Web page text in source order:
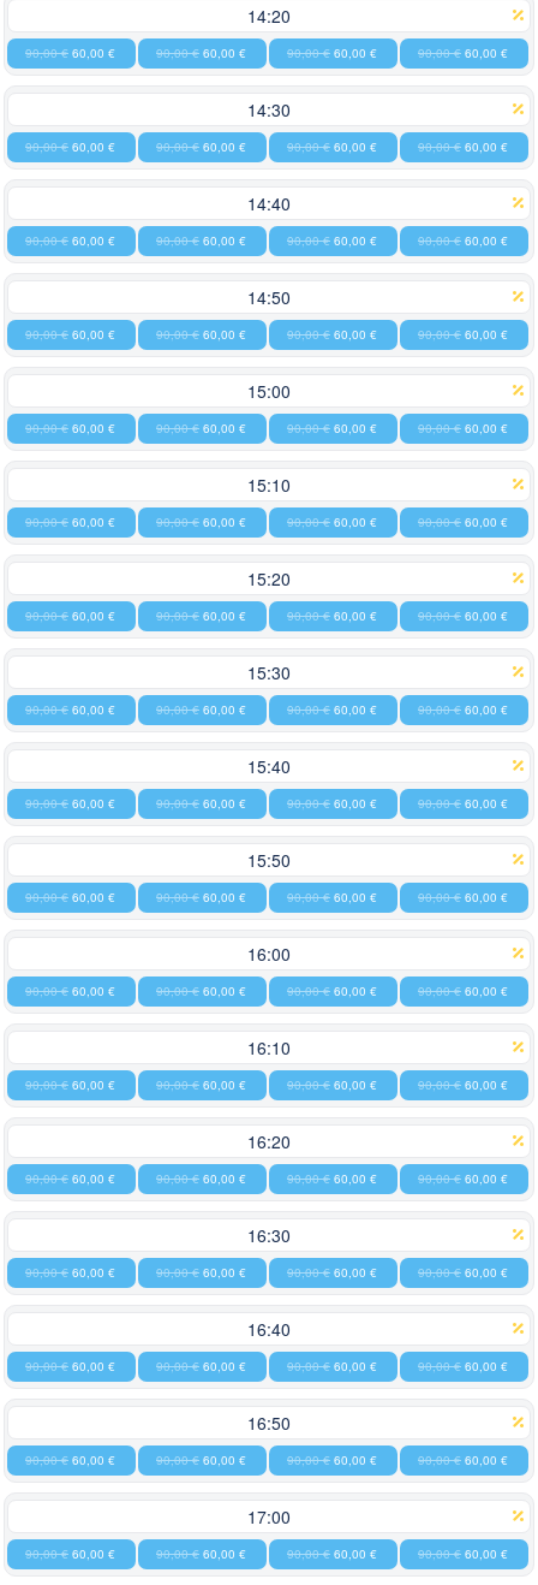
14:20
90,00 € 60,00 € 90,00 € 60,00 € 90,00 € 60,00 € 90,00 € 60,00 €
14:30
90,00 € 60,00 € 90,00 € 60,00 € 90,00 € 60,00 € 90,00 € 60,00 €
14:40
90,00 € 60,00 € 90,00 € 60,00 € 90,00 € 60,00 € 90,00 € 60,00 €
14:50
90,00 € 60,00 € 90,00 € 60,00 € 90,00 € 60,00 € 90,00 € 60,00 €
15:00
90,00 € 60,00 € 90,00 € 60,00 € 90,00 € 60,00 € 90,00 € 60,00 €
15:10
90,00 € 60,00 € 90,00 € 60,00 € 90,00 € 60,00 € 90,00 € 60,00 €
15:20
90,00 € 60,00 € 90,00 € 60,00 € 90,00 € 60,00 € 90,00 € 60,00 €
15:30
90,00 € 60,00 € 90,00 € 60,00 € 90,00 € 60,00 € 90,00 € 60,00 €
15:40
90,00 € 60,00 € 90,00 € 60,00 € 90,00 € 60,00 € 90,00 € 60,00 €
15:50
90,00 € 60,00 € 90,00 € 60,00 € 90,00 € 60,00 € 90,00 € 60,00 €
16:00
90,00 € 60,00 € 90,00 € 60,00 € 90,00 € 60,00 € 90,00 € 60,00 €
16:10
90,00 € 60,00 € 90,00 € 60,00 € 90,00 € 60,00 € 90,00 € 60,00 €
16:20
90,00 € 60,00 € 90,00 € 60,00 € 90,00 € 60,00 € 90,00 € 60,00 €
16:30
90,00 € 60,00 € 90,00 € 60,00 € 90,00 € 60,00 € 90,00 € 60,00 €
16:40
90,00 € 60,00 € 90,00 € 60,00 € 90,00 € 60,00 € 90,00 € 60,00 €
16:50
90,00 € 60,00 € 90,00 € 60,00 € 90,00 € 60,00 € 90,00 € 60,00 €
17:00
90,00 € 60,00 € 90,00 € 60,00 € 90,00 € 60,00 € 90,00 € 60,00 €